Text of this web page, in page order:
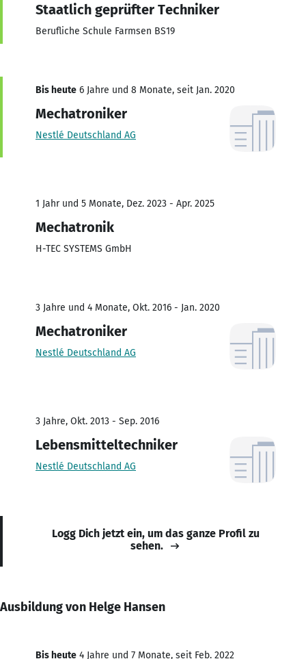
Staatlich geprüfter Techniker
Berufliche Schule Farmsen BS19
Bis heute 6 Jahre und 8 Monate, seit Jan. 2020
Mechatroniker
Nestlé Deutschland AG
1 Jahr und 5 Monate, Dez. 2023 - Apr. 2025
Mechatronik
H-TEC SYSTEMS GmbH
3 Jahre und 4 Monate, Okt. 2016 - Jan. 2020
Mechatroniker
Nestlé Deutschland AG
3 Jahre, Okt. 2013 - Sep. 2016
Lebensmitteltechniker
Nestlé Deutschland AG
Logg Dich jetzt ein, um das ganze Profil zu
sehen.
Ausbildung von Helge Hansen
Bis heute 4 Jahre und 7 Monate, seit Feb. 2022